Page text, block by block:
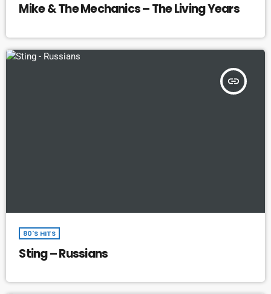
Mike & The Mechanics – The Living Years
insert_link
80'S HITS
Sting – Russians